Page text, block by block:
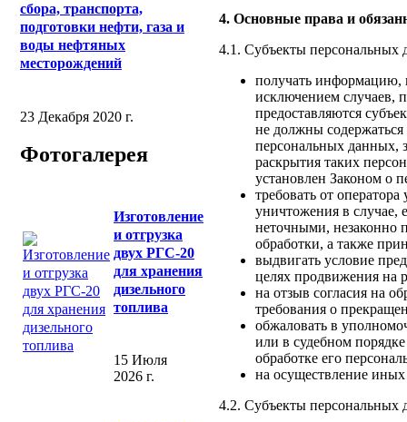
сбора, транспорта,
подготовки нефти, газа и
воды нефтяных
месторождений
23 Декабря 2020 г.
Фотогалерея
Изготовление
и отгрузка
двух РГС-20
для хранения
дизельного
топлива
15 Июля
2026 г.
4. Основные права и
4.1. Субъекты персональных
получать информацию,
исключением случаев,
предоставляются
не должны
персональных данных,
раскрытия таких
установлен Законом о
требовать от
уничтожения в случае,
неточными, незаконно
обработки, а также
выдвигать условие
целях продвижения на
на отзыв согласия на
требования о
обжаловать в
или в судебном
обработке его
на осуществление
4.2. Субъекты персональных